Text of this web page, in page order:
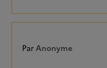
ParAnonyme